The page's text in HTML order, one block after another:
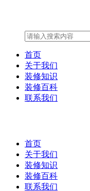
首页
关于我们
装修知识
装修百科
联系我们
首页
关于我们
装修知识
装修百科
联系我们